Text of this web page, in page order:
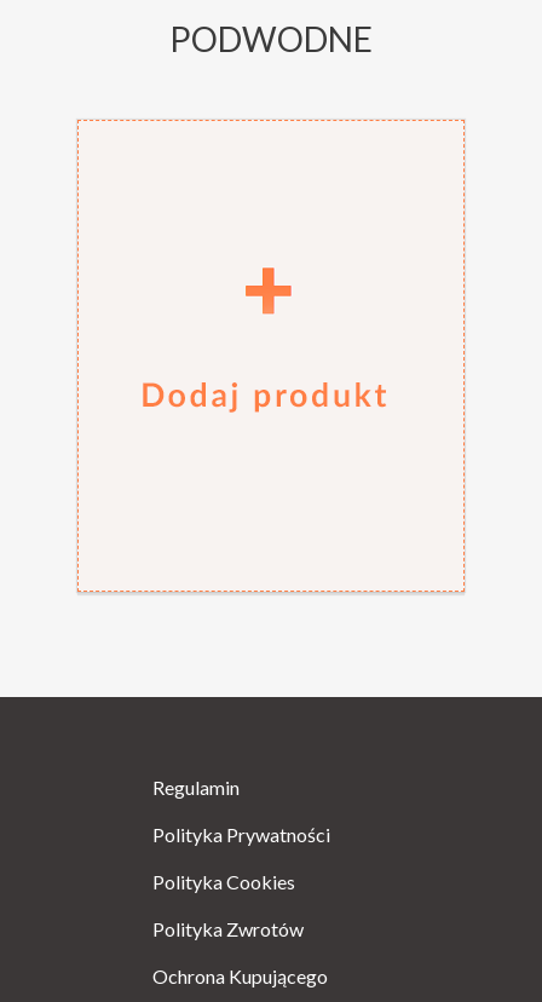
PODWODNE
Regulamin
Polityka Prywatności
Polityka Cookies
Polityka Zwrotów
Ochrona Kupującego